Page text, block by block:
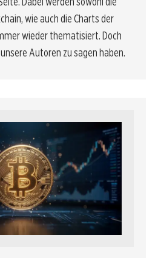
, wie auch die Charts der
wieder thematisiert. Doch
Autoren zu sagen haben.